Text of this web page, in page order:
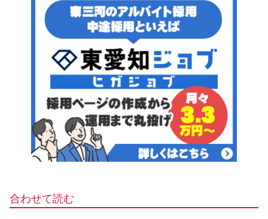
合わせて読む